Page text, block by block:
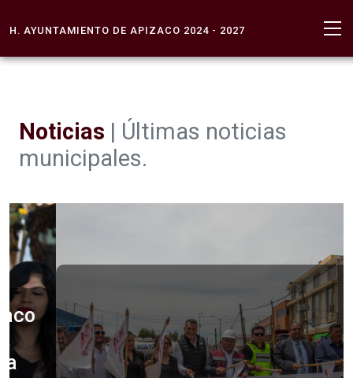
H. AYUNTAMIENTO DE APIZACO 2024 - 2027
Noticias | Últimas noticias
municipales.
INICIA APIZACO
REHABILITACIÓN DE LA CALLE
BARBERÁN Y COLLAR Y
EXPLANADA DEL MERCADO 12
DE MAYO